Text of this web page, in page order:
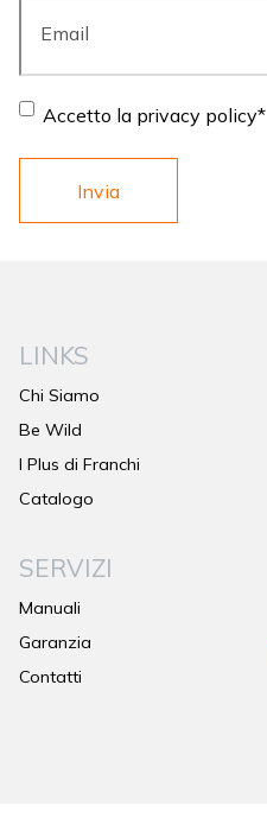
Consent *
Accetto la privacy policy*
LINKS
Chi Siamo
Be Wild
I Plus di Franchi
Catalogo
SERVIZI
Manuali
Garanzia
Contatti